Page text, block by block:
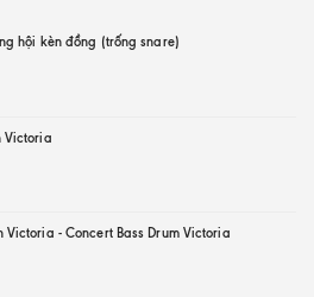
hội kèn đồng (trống snare)
Victoria
Victoria - Concert Bass Drum Victoria